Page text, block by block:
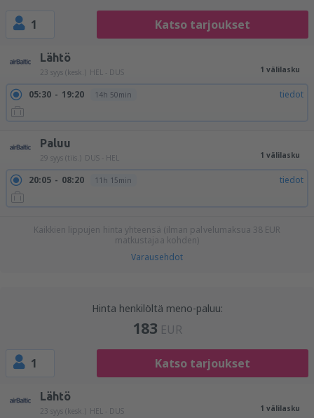
1 Katso tarjoukset
Lähtö
23 syys (kesk.) HEL - DUS 1 välilasku
05:30 19:20 14h 50min tiedot
Paluu
29 syys (tiis.) DUS - HEL 1 välilasku
20:05 08:20 11h 15min tiedot
Kaikkien lippujen hinta yhteensä (ilman palvelumaksua 38 EUR
matkustajaa kohden)
Varausehdot
Hinta henkilöltä meno-paluu:
183 EUR
1 Katso tarjoukset
Lähtö
23 syys (kesk.) HEL - DUS 1 välilasku